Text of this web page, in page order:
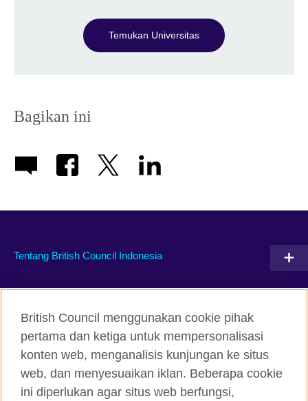
Temukan Universitas
Bagikan ini
Tentang British Council Indonesia
Facebook Instagram
Twitter TikTok
British Council menggunakan cookie pihak
pertama dan ketiga untuk mempersonalisasi
konten web, menganalisis kunjungan ke situs
web, dan menyesuaikan iklan. Beberapa cookie
ini diperlukan agar situs web berfungsi,